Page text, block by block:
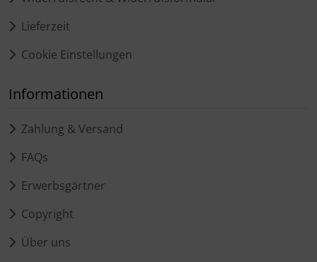
Lieferzeit
Cookie Einstellungen
Informationen
Zahlung & Versand
FAQs
Erwerbsgärtner
Copyright
Über uns